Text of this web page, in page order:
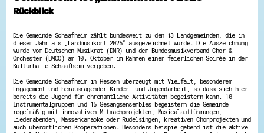
Zeig uns dein Ehrenamt
Wettbewerb | Trikotwettbewerb
Wettbewerb | 80 Jahre Hessen - Engagement
mit Herz
8 Vereine x 80 Jahre x 1.000 €
Ausgezeichnete Projekte
Menschen des Respekts
SHARE IT: Teile deine Infos!
Gestalte dein Ehrenamt
Rückblick
Die Gemeinde Schaafheim zählt bundesweit zu den 13 Landgemeinden, die in
diesem Jahr als „Landmusikort 2025“ ausgezeichnet wurde. Die Auszeichnung
wurde vom Deutschen Musikrat (DMR) und dem Bundesmusikverband Chor &
Orchester (BMCO) am 10. Oktober im Rahmen einer feierlichen Soirée in der
Kulturhalle Schaafheim vergeben.
Die Gemeinde Schaafheim in Hessen überzeugt mit Vielfalt, besonderem
Engagement und herausragender Kinder- und Jugendarbeit, so dass sich hier
bereits die Jugend für ehrenamtliche Aktivitäten begeistern kann. 10
Instrumentalgruppen und 15 Gesangsensembles begeistern die Gemeinde
regelmäßig mit innovativen Mitmachprojekten, Musicalaufführungen,
Liederabenden, Massenkaraoke oder Rudelsingen, kreativen Chorprojekten und
auch überörtlichen Kooperationen. Besonders beispielgebend ist die aktive